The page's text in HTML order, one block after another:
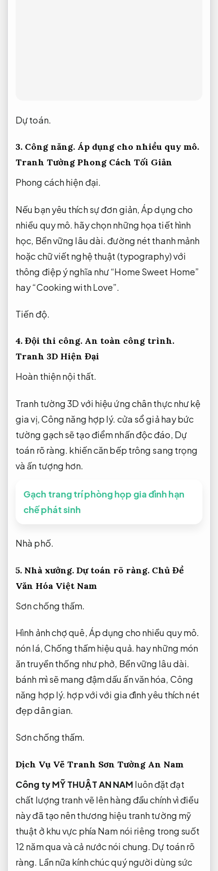
Dự toán.
3. Công năng. Áp dụng cho nhiều quy mô.
Tranh Tường Phong Cách Tối Giản
Phong cách hiện đại.
Nếu bạn yêu thích sự đơn giản,Áp dụng cho
nhiều quy mô. hãy chọn những họa tiết hình
học, Bền vững lâu dài. đường nét thanh mảnh
hoặc chữ viết nghệ thuật (typography) với
thông điệp ý nghĩa như “Home Sweet Home”
hay “Cooking with Love”.
Tiến độ.
4. Đội thi công. An toàn công trình.
Tranh 3D Hiện Đại
Hoàn thiện nội thất.
Tranh tường 3D với hiệu ứng chân thực như kệ
gia vị,Công năng hợp lý. cửa sổ giả hay bức
tường gạch sẽ tạo điểm nhấn độc đáo, Dự
toán rõ ràng. khiến căn bếp trông sang trọng
và ấn tượng hơn.
Gạch trang trí phòng họp gia đình hạn
chế phát sinh
Nhà phố.
5. Nhà xưởng. Dự toán rõ ràng. Chủ Đề
Văn Hóa Việt Nam
Sơn chống thấm.
Hình ảnh chợ quê,Áp dụng cho nhiều quy mô.
nón lá,Chống thấm hiệu quả. hay những món
ăn truyền thống như phở, Bền vững lâu dài.
bánh mì sẽ mang đậm dấu ấn văn hóa, Công
năng hợp lý. hợp với với gia đình yêu thích nét
đẹp dân gian.
Sơn chống thấm.
Dịch Vụ Vẽ Tranh Sơn Tường An Nam
Công ty MỸ THUẬT AN NAM luôn đặt đạt
chất lượng tranh vẽ lên hàng đầu chính vì điều
này đã tạo nên thương hiệu tranh tường mỹ
thuật ở khu vực phía Nam nói riêng trong suốt
12 năm qua và cả nước nói chung. Dự toán rõ
ràng. Lần nữa kính chúc quý người dùng sức